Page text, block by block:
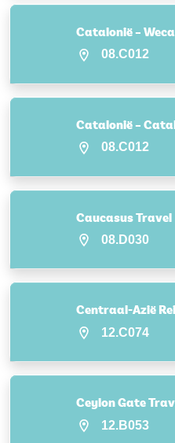
Catalonië –
08.C012
Catalonië –
08.C012
Caucasus Travel
08.D030
Centraal-Azië
12.C074
Ceylon Gate
12.B053